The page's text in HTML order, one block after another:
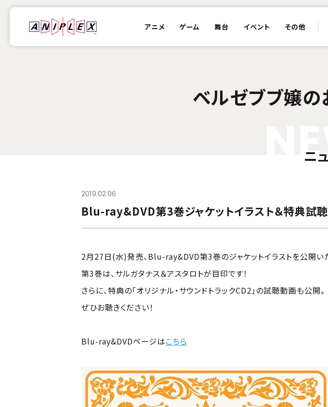
アニメ ゲーム 舞台 イベント その他
ベルゼブブ嬢の
E
ニ
2019.02.06
Blu-ray&DVD第3巻ジャケットイラスト＆特典試聴
2月27日(水)発売、Blu-ray&DVD第3巻のジャケットイラストを公開い
第3巻は、サルガタナス＆アスタロトが目印です！
さらに、特典の「オリジナル・サウンドトラックCD2」の試聴動画も公開。
ぜひお聴きください！
Blu-ray&DVDページはこちら